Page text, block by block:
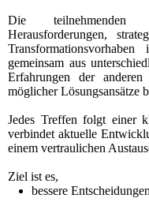
Die teilnehmenden
Herausforderungen,
gemeinsam aus
Erfahrungen der
möglicher Lösungsansätze
Jedes Treffen folgt einer
verbindet aktuelle
einem vertraulichen
Ziel ist es,
bessere